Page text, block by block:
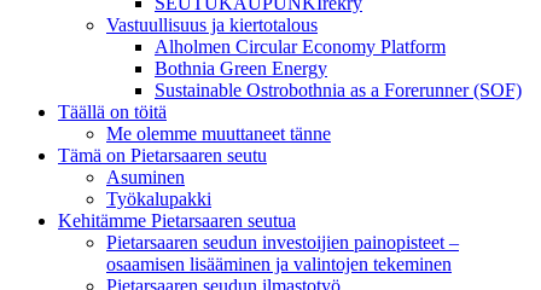
Vastuullisuus ja kiertotalous
Alholmen Circular Economy Platform
Bothnia Green Energy
Sustainable Ostrobothnia as a Forerunner (SOF)
Täällä on töitä
Me olemme muuttaneet tänne
Tämä on Pietarsaaren seutu
Asuminen
Työkalupakki
Kehitämme Pietarsaaren seutua
Pietarsaaren seudun investoijien painopisteet –
osaamisen lisääminen ja valintojen tekeminen
Pietarsaaren seudun ilmastotyö